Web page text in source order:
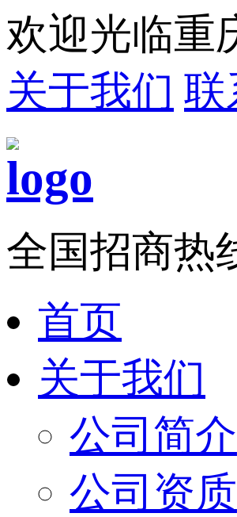
欢迎光临重
关于我们 联
全国招商热
首页
关于我们
公司简介
公司资质